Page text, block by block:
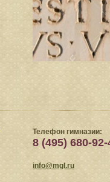
Телефон гимназии:
8 (495) 680-92-
info@mgl.ru